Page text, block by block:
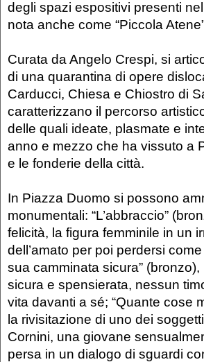
degli spazi espositivi presenti
nota anche come “Piccola
Curata da Angelo Crespi, si
di una quarantina di opere
Carducci, Chiesa e Chiostro di
caratterizzano il percorso
delle quali ideate, plasmate e
anno e mezzo che ha vissuto a
e le fonderie della città.
In Piazza Duomo si possono
monumentali: “L’abbraccio”
felicità, la figura femminile in un
dell’amato per poi perdersi
sua camminata sicura”
sicura e spensierata, nessun
vita davanti a sé; “Quante cose
la rivisitazione di uno dei
Cornini, una giovane
persa in un dialogo di sguardi